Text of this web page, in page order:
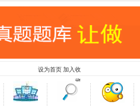
设为首页 加入收
藏